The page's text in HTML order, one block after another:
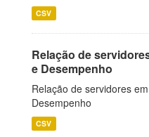
CSV
Relação de
e Desempenho
Relação de servidores
Desempenho
CSV